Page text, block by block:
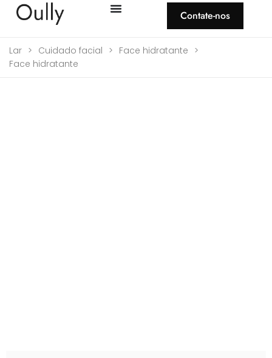
Contate-nos
Lar > Cuidado facial > Face hidratante >
Face hidratante